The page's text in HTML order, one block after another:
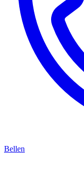
Bellen